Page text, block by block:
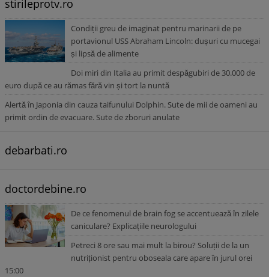
stirileprotv.ro
Condiții greu de imaginat pentru marinarii de pe
portavionul USS Abraham Lincoln: dușuri cu mucegai
și lipsă de alimente
Doi miri din Italia au primit despăgubiri de 30.000 de
euro după ce au rămas fără vin și tort la nuntă
Alertă în Japonia din cauza taifunului Dolphin. Sute de mii de oameni au
primit ordin de evacuare. Sute de zboruri anulate
debarbati.ro
doctordebine.ro
De ce fenomenul de brain fog se accentuează în zilele
caniculare? Explicațiile neurologului
Petreci 8 ore sau mai mult la birou? Soluții de la un
nutriționist pentru oboseala care apare în jurul orei
15:00